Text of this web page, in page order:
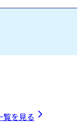
覧を見る